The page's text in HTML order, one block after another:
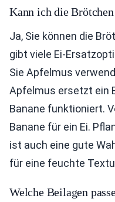
Kann ich die
Ja, Sie können die
gibt viele Ei-
Sie Apfelmus
Apfelmus ersetzt ein
Banane funktioniert.
Banane für ein Ei.
ist auch eine gute
für eine feuchte
Welche Beilagen